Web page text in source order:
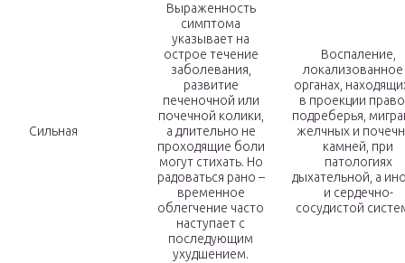
Сильная
Выраженность
симптома
указывает на
острое течение
заболевания,
развитие
печеночной или
почечной колики,
а длительно не
проходящие боли
могут стихать. Но
радоваться рано –
временное
облегчение часто
наступает с
последующим
ухудшением.
Воспаление,
локализованное
органах,
в проекции
подреберья,
желчных и
камней, при
патологиях
дыхательной, а
и сердечно-
сосудистой